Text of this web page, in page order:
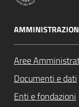
Aree
Documenti e dati
Enti e fondazioni